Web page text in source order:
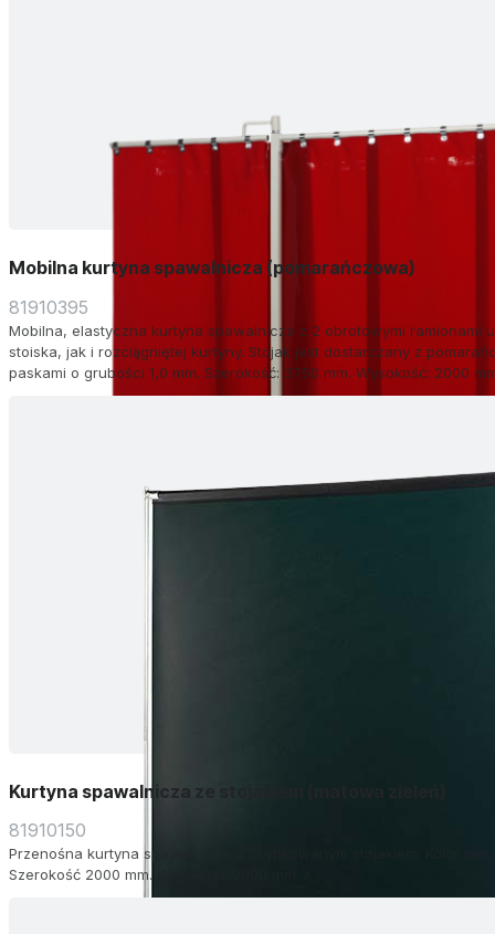
Mobilna kurtyna spawalnicza (pomarańczowa)
81910395
Mobilna, elastyczna kurtyna spawalnicza z 2 obrotowymi ramionami
stoiska, jak i rozciągniętej kurtyny. Stojak jest dostarczany z
paskami o grubości 1,0 mm. Szerokość: 3750 mm. Wysokość: 2000
Kurtyna spawalnicza ze stojakiem (matowa zieleń)
81910150
Przenośna kurtyna spawalnicza z ocynkowanym stojakiem. Kolor
Szerokość 2000 mm. Wysokość 2000 mm.